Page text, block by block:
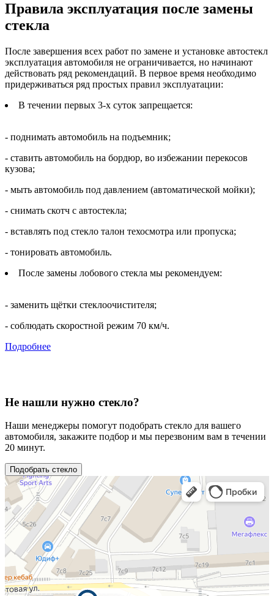
Правила эксплуатация после замены
стекла
После завершения всех работ по замене и установке автостекл
эксплуатация автомобиля не ограничивается, но начинают
действовать ряд рекомендаций. В первое время необходимо
придерживаться ряд простых правил эксплуатации:
В течении первых 3-х суток запрещается:
- поднимать автомобиль на подъемник;
- ставить автомобиль на бордюр, во избежании перекосов
кузова;
- мыть автомобиль под давлением (автоматической мойки);
- снимать скотч с автостекла;
- вставлять под стекло талон техосмотра или пропуска;
- тонировать автомобиль.
После замены лобового стекла мы рекомендуем:
- заменить щётки стеклоочистителя;
- соблюдать скоростной режим 70 км/ч.
Подробнее
Не нашли нужно стекло?
Наши менеджеры помогут подобрать стекло для вашего
автомобиля, закажите подбор и мы перезвоним вам в течении
20 минут.
Подобрать стекло